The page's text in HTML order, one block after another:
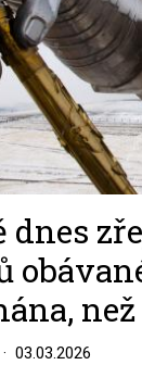
dnes
03.03.2026